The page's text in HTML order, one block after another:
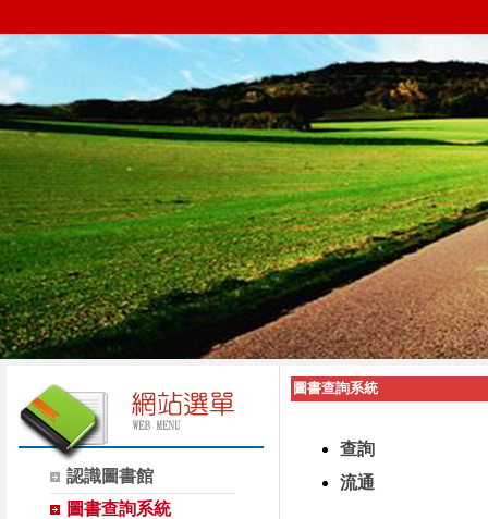
認識圖書館
圖書查詢系統
圖書查詢系統
查詢
流通